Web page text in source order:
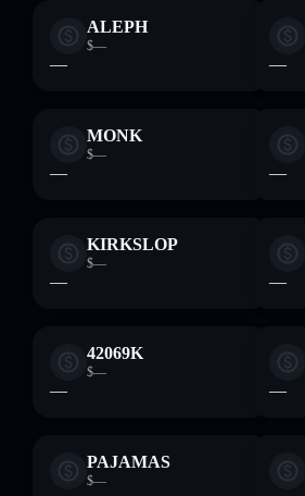
ALEPH
$—
— —
MONK
$—
— —
KIRKSLOP
$—
— —
42069K
$—
— —
PAJAMAS
$—